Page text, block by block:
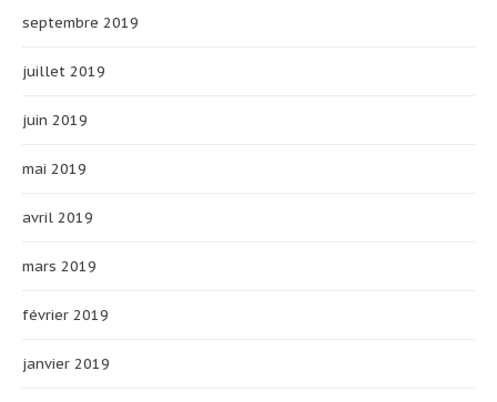
septembre 2019
juillet 2019
juin 2019
mai 2019
avril 2019
mars 2019
février 2019
janvier 2019